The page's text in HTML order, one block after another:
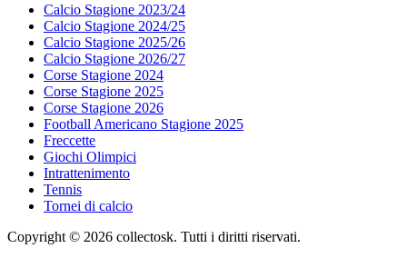
Calcio Stagione 2023/24
Calcio Stagione 2024/25
Calcio Stagione 2025/26
Calcio Stagione 2026/27
Corse Stagione 2024
Corse Stagione 2025
Corse Stagione 2026
Football Americano Stagione 2025
Freccette
Giochi Olimpici
Intrattenimento
Tennis
Tornei di calcio
Copyright © 2026 collectosk. Tutti i diritti riservati.